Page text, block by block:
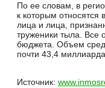
По ее словам, в
к которым
лица и лица,
труженики тыла. Все
бюджета. Объем
почти 43,4
Источник: